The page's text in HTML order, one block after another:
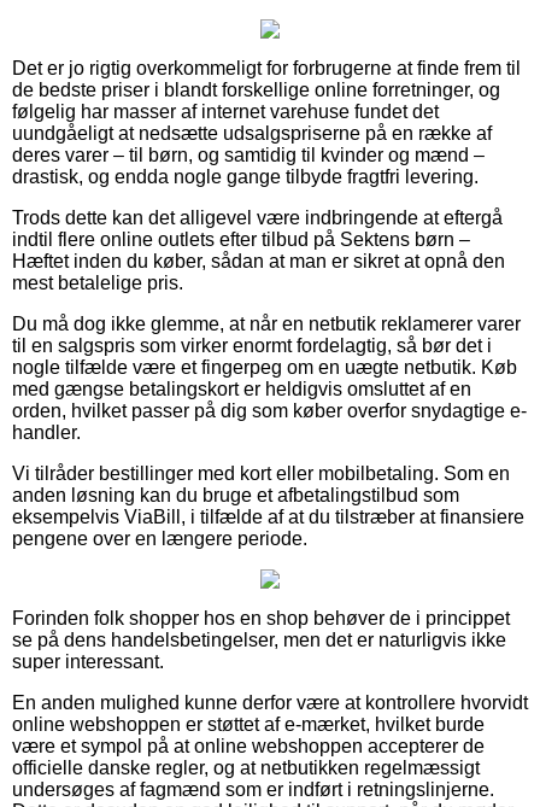
Det er jo rigtig overkommeligt for forbrugerne at finde frem til
de bedste priser i blandt forskellige online forretninger, og
følgelig har masser af internet varehuse fundet det
uundgåeligt at nedsætte udsalgspriserne på en række af
deres varer – til børn, og samtidig til kvinder og mænd –
drastisk, og endda nogle gange tilbyde fragtfri levering.
Trods dette kan det alligevel være indbringende at eftergå
indtil flere online outlets efter tilbud på Sektens børn –
Hæftet inden du køber, sådan at man er sikret at opnå den
mest betalelige pris.
Du må dog ikke glemme, at når en netbutik reklamerer varer
til en salgspris som virker enormt fordelagtig, så bør det i
nogle tilfælde være et fingerpeg om en uægte netbutik. Køb
med gængse betalingskort er heldigvis omsluttet af en
orden, hvilket passer på dig som køber overfor snydagtige e-
handler.
Vi tilråder bestillinger med kort eller mobilbetaling. Som en
anden løsning kan du bruge et afbetalingstilbud som
eksempelvis ViaBill, i tilfælde af at du tilstræber at finansiere
pengene over en længere periode.
Forinden folk shopper hos en shop behøver de i princippet
se på dens handelsbetingelser, men det er naturligvis ikke
super interessant.
En anden mulighed kunne derfor være at kontrollere hvorvidt
online webshoppen er støttet af e-mærket, hvilket burde
være et sympol på at online webshoppen accepterer de
officielle danske regler, og at netbutikken regelmæssigt
undersøges af fagmænd som er indført i retningslinjerne.